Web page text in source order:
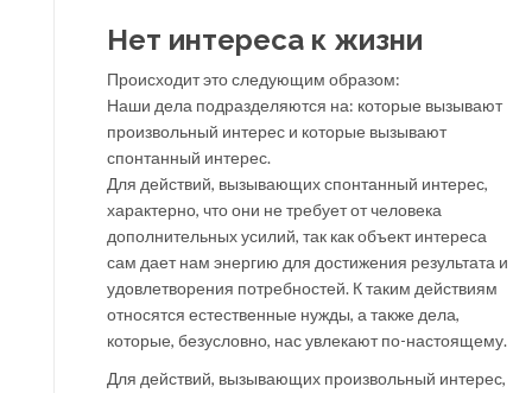
Нет интереса к жизни
Происходит это следующим образом:
Наши дела подразделяются на: которые вызывают
произвольный интерес и которые вызывают
спонтанный интерес.
Для действий, вызывающих спонтанный интерес,
характерно, что они не требует от человека
дополнительных усилий, так как объект интереса
сам дает нам энергию для достижения результата и
удовлетворения потребностей. К таким действиям
относятся естественные нужды, а также дела,
которые, безусловно, нас увлекают по-настоящему.
Для действий, вызывающих произвольный интерес,